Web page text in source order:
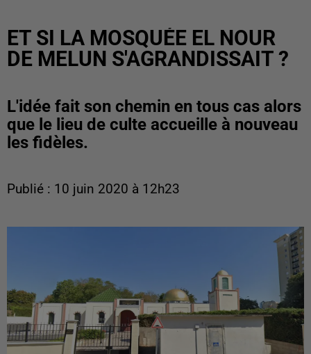
ET SI LA MOSQUÉE EL NOUR
DE MELUN S'AGRANDISSAIT ?
L'idée fait son chemin en tous cas alors
que le lieu de culte accueille à nouveau
les fidèles.
Publié : 10 juin 2020 à 12h23